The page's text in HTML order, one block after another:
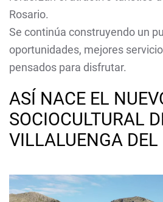
Rosario.
Se continúa construyendo un
oportunidades, mejores
pensados para disfrutar.
ASÍ NACE EL
SOCIOCULTURAL
VILLALUENGA DEL